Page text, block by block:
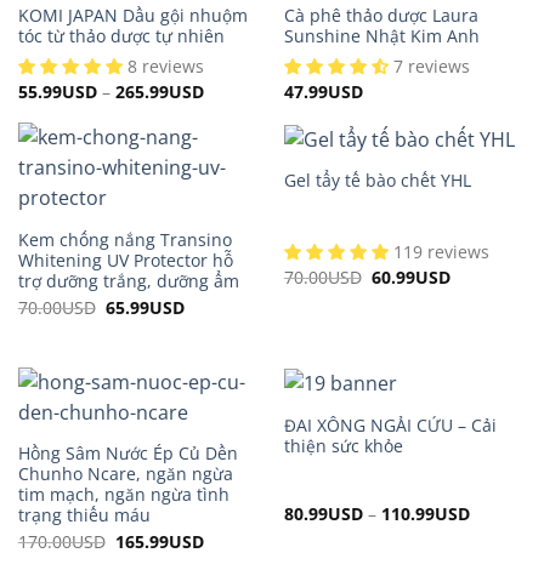
KOMI JAPAN Dầu gội nhuộm
tóc từ thảo dược tự nhiên
8 reviews
55.99USD– 265.99USD
Cà phê thảo dược Laura
Sunshine Nhật Kim Anh
7 reviews
47.99USD
Kem chống nắng Transino
Whitening UV Protector hỗ
trợ dưỡng trắng, dưỡng ẩm
70.00USD Original
65.99USDCurrent
Gel tẩy tế bào chết YHL
119 reviews
70.00USD Original
60.99USDCurrent
Hồng Sâm Nước Ép Củ Dền
Chunho Ncare, ngăn ngừa
tim mạch, ngăn ngừa tình
trạng thiếu máu
170.00USD Original
165.99USDCurrent
ĐAI XÔNG NGẢI CỨU – Cải
thiện sức khỏe
80.99USD– 110.99USD